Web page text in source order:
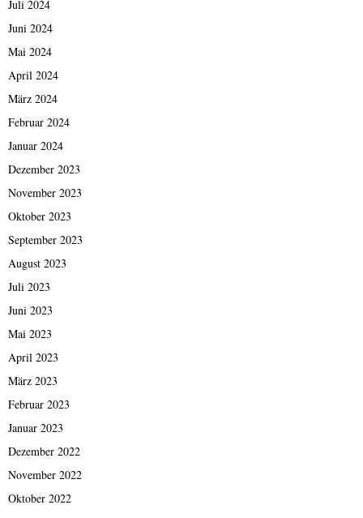
Juli 2024
Juni 2024
Mai 2024
April 2024
März 2024
Februar 2024
Januar 2024
Dezember 2023
November 2023
Oktober 2023
September 2023
August 2023
Juli 2023
Juni 2023
Mai 2023
April 2023
März 2023
Februar 2023
Januar 2023
Dezember 2022
November 2022
Oktober 2022